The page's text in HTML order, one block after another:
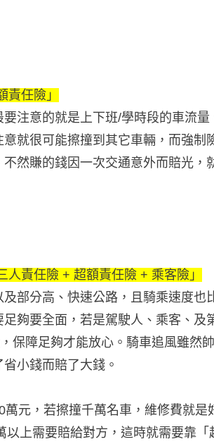
責任險」
注意的就是上下班/學時段的車流量
就很可能擦撞到其它車輛，而強制
然賺的錢因一次交通意外而賠光，
人責任險 + 超額責任險 + 乘客險」
部分高、快速公路，且騎乘速度也
夠要全面，若是駕駛人、乘客、及
保障足夠才能放心。騎車追風雖然
小錢而賠了大錢。
元，若擦撞千萬名車，維修費就是
上需要賠給對方，這時就需要靠「